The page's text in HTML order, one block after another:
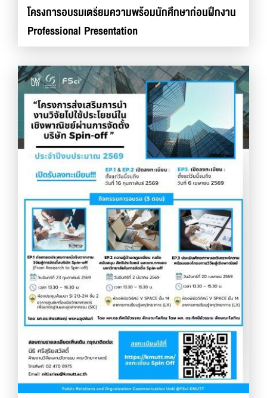
โครงการอบรมเตรียมความพร้อมนักศึกษาก่อนฝึกงาน
Professional Presentation